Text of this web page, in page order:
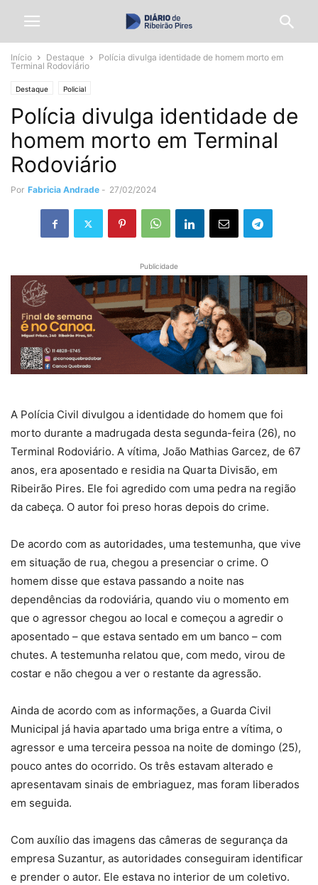
Início Destaque
Polícia divulga identidade de homem morto em
Terminal Rodoviário
Destaque Policial
Polícia divulga identidade de
homem morto em Terminal
Rodoviário
Por Fabricia Andrade - 27/02/2024
Publicidade
A Polícia Civil divulgou a identidade do homem que foi
morto durante a madrugada desta segunda-feira (26), no
Terminal Rodoviário. A vítima, João Mathias Garcez, de 67
anos, era aposentado e residia na Quarta Divisão, em
Ribeirão Pires. Ele foi agredido com uma pedra na região
da cabeça. O autor foi preso horas depois do crime.
De acordo com as autoridades, uma testemunha, que vive
em situação de rua, chegou a presenciar o crime. O
homem disse que estava passando a noite nas
dependências da rodoviária, quando viu o momento em
que o agressor chegou ao local e começou a agredir o
aposentado – que estava sentado em um banco – com
chutes. A testemunha relatou que, com medo, virou de
costar e não chegou a ver o restante da agressão.
Ainda de acordo com as informações, a Guarda Civil
Municipal já havia apartado uma briga entre a vítima, o
agressor e uma terceira pessoa na noite de domingo (25),
pouco antes do ocorrido. Os três estavam alterado e
apresentavam sinais de embriaguez, mas foram liberados
em seguida.
Com auxílio das imagens das câmeras de segurança da
empresa Suzantur, as autoridades conseguiram identificar
e prender o autor. Ele estava no interior de um coletivo.